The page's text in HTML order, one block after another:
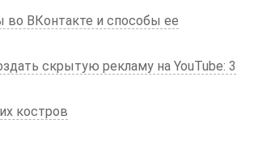
ВКонтакте и способы ее
скрытую рекламу на YouTube: 3
костров